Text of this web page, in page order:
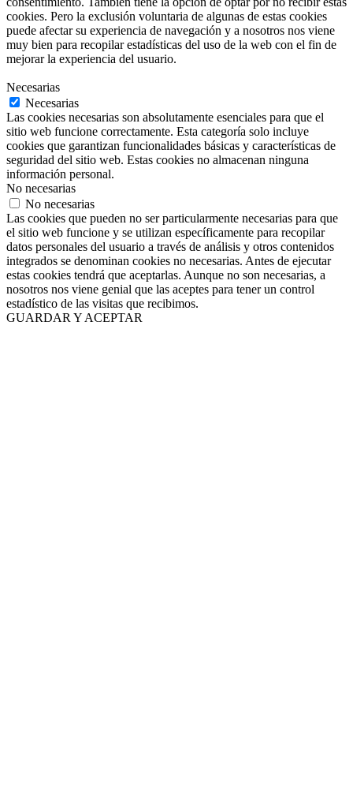
cookies. Pero la exclusión voluntaria de algunas de estas cookies
puede afectar su experiencia de navegación y a nosotros nos viene
muy bien para recopilar estadísticas del uso de la web con el fin de
mejorar la experiencia del usuario.
Necesarias
Necesarias
Las cookies necesarias son absolutamente esenciales para que el
sitio web funcione correctamente. Esta categoría solo incluye
cookies que garantizan funcionalidades básicas y características de
seguridad del sitio web. Estas cookies no almacenan ninguna
información personal.
No necesarias
No necesarias
Las cookies que pueden no ser particularmente necesarias para que
el sitio web funcione y se utilizan específicamente para recopilar
datos personales del usuario a través de análisis y otros contenidos
integrados se denominan cookies no necesarias. Antes de ejecutar
estas cookies tendrá que aceptarlas. Aunque no son necesarias, a
nosotros nos viene genial que las aceptes para tener un control
estadístico de las visitas que recibimos.
GUARDAR Y ACEPTAR